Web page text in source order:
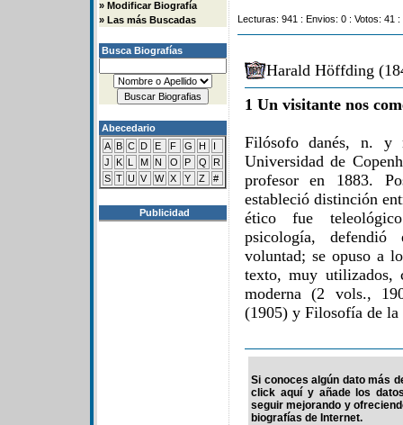
» Modificar Biografía
» Las más Buscadas
Busca Biografías
Abecedario
A B C D E F G H
I
J
K L M N O P Q
R
S T U V W X Y Z #
Publicidad
Lecturas: 941 : Envios: 0 : Votos: 41
Harald Höffding
1 Un visitante nos
Filósofo danés, n. y
Universidad de
profesor en 1883.
estableció distinción
ético fue
psicología,
voluntad; se opuso a
texto, muy utilizados,
moderna (2 vols.,
(1905) y Filosofía de
Si conoces algún dato más
click aquí y añade los
seguir mejorando y
biografías de Internet.